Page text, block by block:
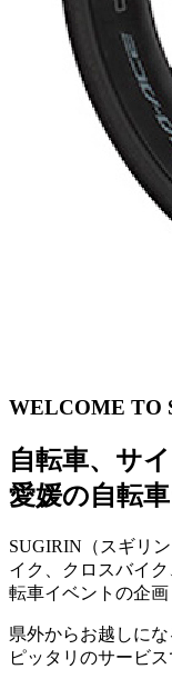
WELCOME TO
自転車、サ
愛媛の自転
SUGIRIN（スギリ
イク、クロスバイ
転車イベントの企画
県外からお越しに
ピッタリのサービ